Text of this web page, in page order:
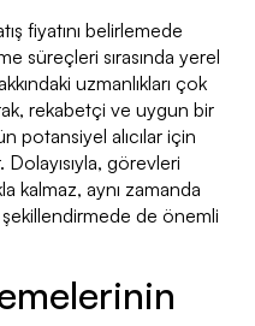
fiyatını belirlemede
süreçleri sırasında yerel
uzmanlıkları çok
rekabetçi ve uygun bir
potansiyel alıcılar için
görevleri
kalmaz, aynı zamanda
de önemli